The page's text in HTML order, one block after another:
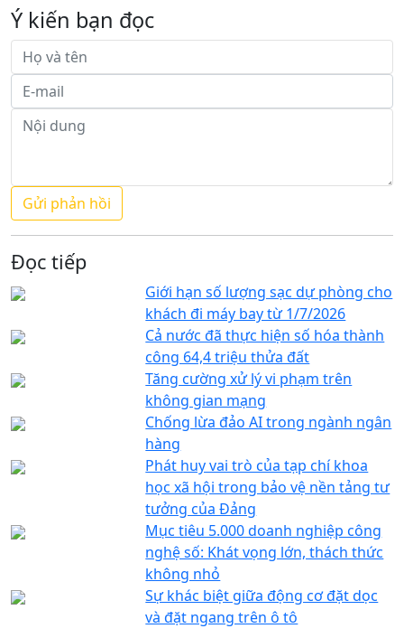
Ý kiến bạn đọc
Đọc tiếp
Giới hạn số lượng sạc dự phòng cho
khách đi máy bay từ 1/7/2026
Cả nước đã thực hiện số hóa thành
công 64,4 triệu thửa đất
Tăng cường xử lý vi phạm trên
không gian mạng
Chống lừa đảo AI trong ngành ngân
hàng
Phát huy vai trò của tạp chí khoa
học xã hội trong bảo vệ nền tảng tư
tưởng của Đảng
Mục tiêu 5.000 doanh nghiệp công
nghệ số: Khát vọng lớn, thách thức
không nhỏ
Sự khác biệt giữa động cơ đặt dọc
và đặt ngang trên ô tô